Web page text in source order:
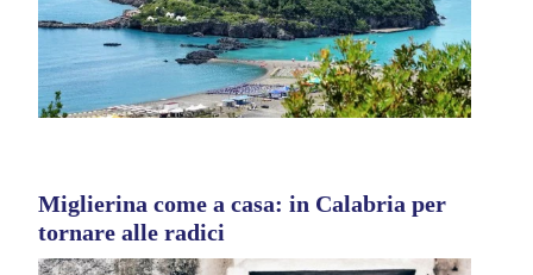
Miglierina come a casa: in Calabria per
tornare alle radici